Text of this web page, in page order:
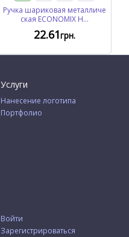
Ручка шариковая металличе
ская ECONOMIX H...
22.61грн.
Услуги
Нанесение логотипа
Портфолио
Войти
Зарегистрироваться